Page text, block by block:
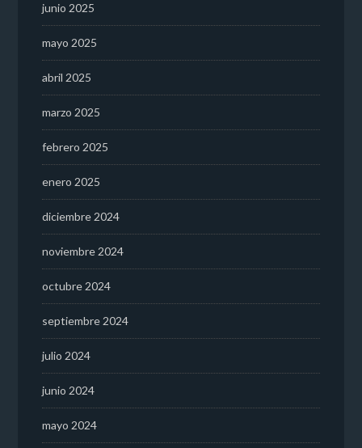
junio 2025
mayo 2025
abril 2025
marzo 2025
febrero 2025
enero 2025
diciembre 2024
noviembre 2024
octubre 2024
septiembre 2024
julio 2024
junio 2024
mayo 2024